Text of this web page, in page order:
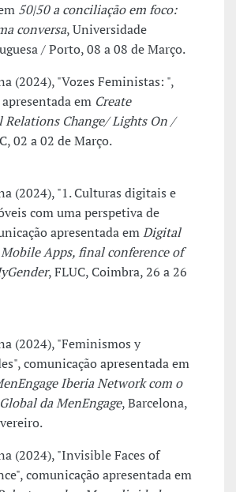
50|50 a conciliação em foco:
conversa, Universidade
/ Porto, 08 a 08 de Março.
(2024), "Vozes Feministas: ",
em Create
Change/ Lights On /
02 a 02 de Março.
(2024), "1. Culturas digitais e
com uma perspetiva de
apresentada emDigital
Apps, final conference of
, FLUC, Coimbra, 26 a 26
(2024), "Feminismos y
comunicação apresentada em
Iberia Network com o
da MenEngage, Barcelona,
(2024), "Invisible Faces of
comunicação apresentada em